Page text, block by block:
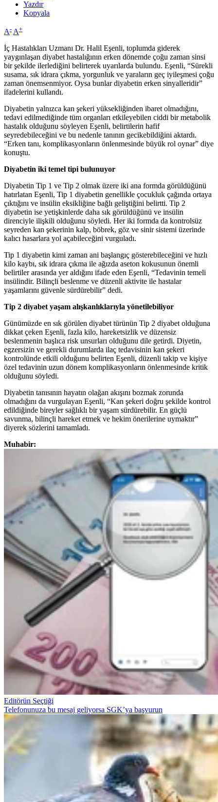
Yazdır
Kopyala
A- A+
İç Hastalıkları Uzmanı Dr. Halil Eşenli, toplumda giderek
yaygınlaşan diyabet hastalığının erken dönemde çoğu zaman sinsi
bir şekilde ilerlediğini belirterek uyarılarda bulundu. Eşenli, “Sürekli
susama, sık idrara çıkma, yorgunluk ve yaraların geç iyileşmesi çoğu
zaman önemsenmiyor. Oysa bunlar diyabetin erken sinyalleridir”
ifadelerini kullandı.
Diyabetin yalnızca kan şekeri yüksekliğinden ibaret olmadığını,
tedavi edilmediğinde tüm organları etkileyebilen ciddi bir metabolik
hastalık olduğunu söyleyen Eşenli, belirtilerin hafif
seyredebileceğini ve bu nedenle tanının gecikebildiğini aktardı.
“Erken tanı, komplikasyonların önlenmesinde büyük rol oynar” diye
konuştu.
Diyabetin iki temel tipi bulunuyor
Diyabetin Tip 1 ve Tip 2 olmak üzere iki ana formda görüldüğünü
hatırlatan Eşenli, Tip 1 diyabetin genellikle çocukluk çağında ortaya
çıktığını ve insülin eksikliğine bağlı geliştiğini belirtti. Tip 2
diyabetin ise yetişkinlerde daha sık görüldüğünü ve insülin
direnciyle ilişkili olduğunu söyledi. Her iki formda da kontrolsüz
seyreden kan şekerinin kalp, böbrek, göz ve sinir sistemi üzerinde
kalıcı hasarlara yol açabileceğini vurguladı.
Tip 1 diyabetin kimi zaman ani başlangıç gösterebileceğini ve hızlı
kilo kaybı, sık idrara çıkma ile ağızda aseton kokusunun önemli
belirtiler arasında yer aldığını ifade eden Eşenli, “Tedavinin temeli
insülindir. Bilinçli beslenme ve düzenli aktivite ile hastalar
yaşamlarını güvenle sürdürebilir” dedi.
Tip 2 diyabet yaşam alışkanlıklarıyla yönetilebiliyor
Günümüzde en sık görülen diyabet türünün Tip 2 diyabet olduğuna
dikkat çeken Eşenli, fazla kilo, hareketsizlik ve düzensiz
beslenmenin başlıca risk unsurları olduğunu dile getirdi. Diyetin,
egzersizin ve gerekli durumlarda ilaç tedavisinin kan şekeri
kontrolünde etkili olduğunu belirten Eşenli, düzenli takip ve kişiye
özel tedavinin uzun dönem komplikasyonların önlenmesinde kritik
olduğunu söyledi.
Diyabetin tanısının hayatın olağan akışını bozmak zorunda
olmadığını da vurgulayan Eşenli, “Kan şekeri doğru şekilde kontrol
edildiğinde bireyler sağlıklı bir yaşam sürdürebilir. En güçlü
savunma, bilinçli hareket etmek ve hekim önerilerine uymaktır”
diyerek sözlerini tamamladı.
Muhabir:
Editörün Seçtiği
Telefonunuza bu mesaj geliyorsa SGK’ya başvurun